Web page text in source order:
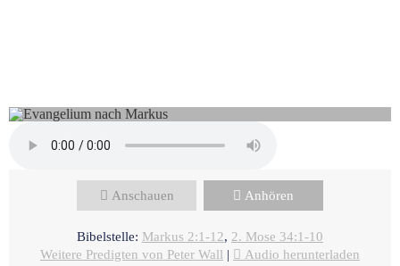
Anschauen Anhören
Bibelstelle: Markus 2:1-12, 2. Mose 34:1-10
Weitere Predigten von Peter Wall | Audio herunterladen